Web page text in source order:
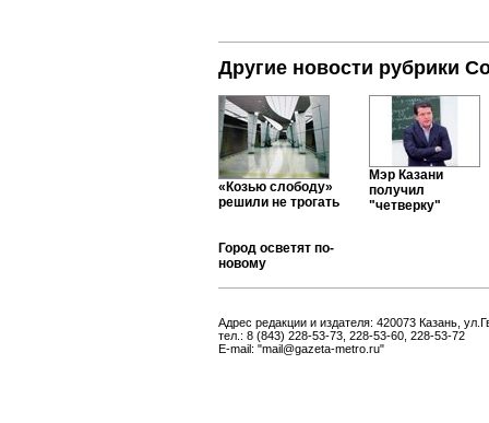
Другие новости рубрики
«Козью слободу»
решили не трогать
Мэр Казани
получил
"четверку"
Город осветят по-
новому
Адрес редакции и издателя: 420073 Казань,
тел.: 8 (843) 228-53-73, 228-53-60, 228-53-72
E-mail: "mail@gazeta-metro.ru"